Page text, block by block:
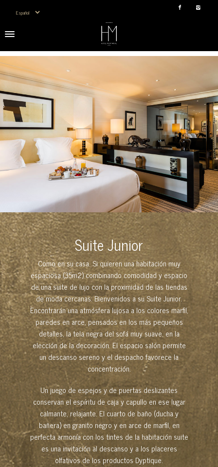
Elegir un idioma
Suite Junior
Como en su casa. Si quieren una habitación muy
espaciosa (35m2) combinando comodidad y espacio
de una suite de lujo con la proximidad de las tiendas
de moda cercanas: Bienvenidos a su Suite Junior.
Encontrarán una atmósfera lujosa a los colores marfil,
paredes en arce, pensados en los más pequeños
detalles, la tela negra del sofá muy suave, en la
elección de la decoración.El espacio salón permite
un descanso sereno y el despacho favorece la
concentración.
Un juego de espejos y de puertas deslizantes
conservan el espíritu de caja y capullo en ese lugar
calmante, relajante. El cuarto de baño (ducha y
bañera) en granito negro y en arce de marfil, en
perfecta armonía con los tintes de la habitación suite
es una invitación al descanso y a los placeres
olfativos de los productos Dyptique.